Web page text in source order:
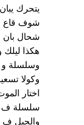
يتحرك
شوف قاع
شحال بان
هكذا ليلك
وسلسلة و
وكولا
اختار
سلسلة ف
والحبل